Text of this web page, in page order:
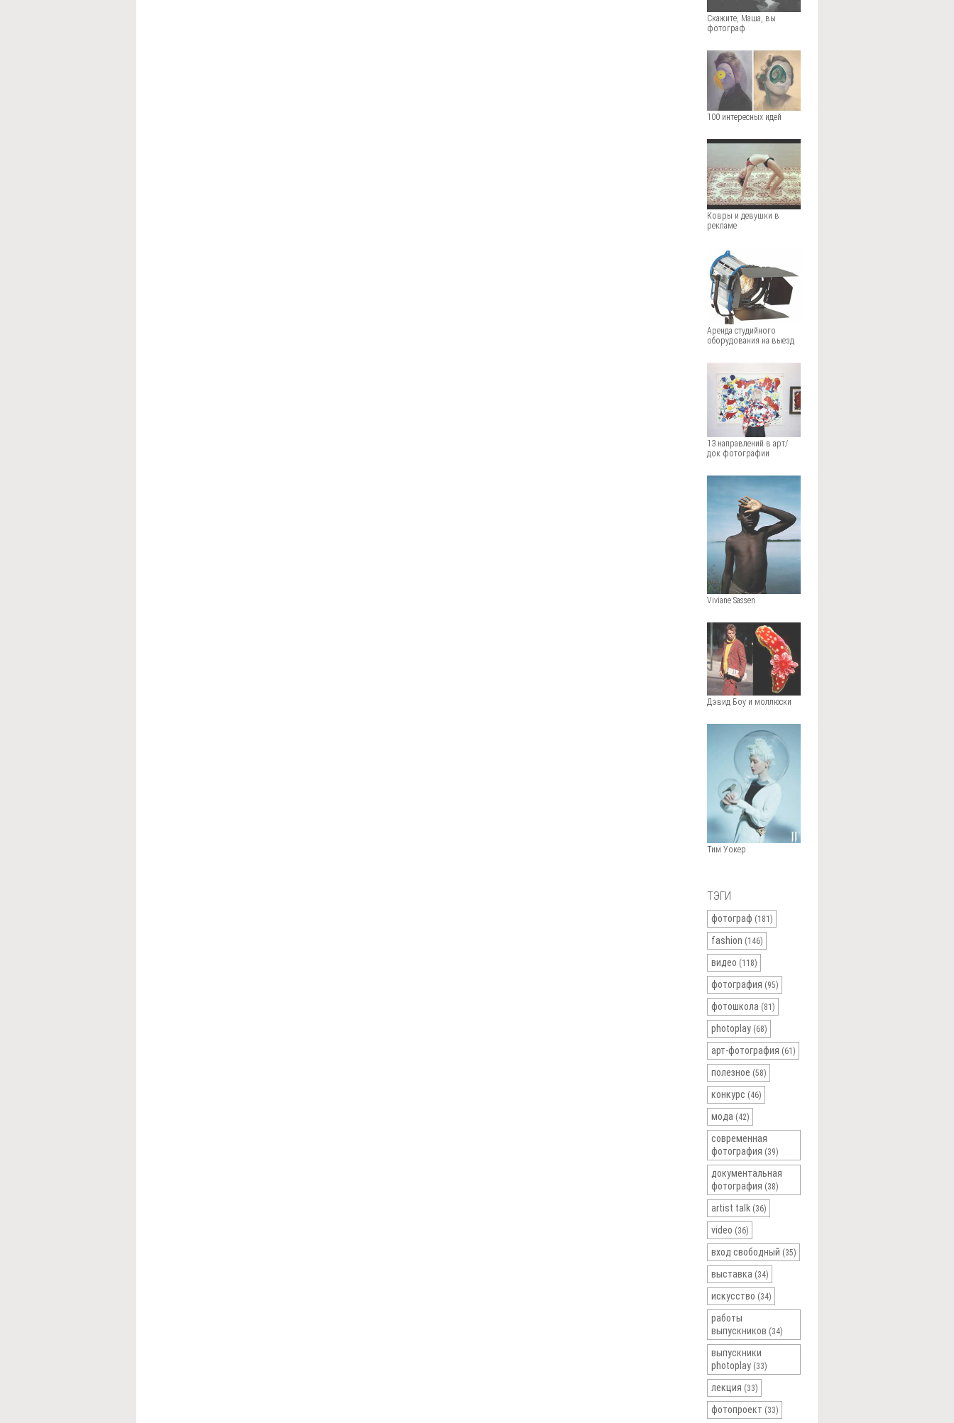
Скажите, Маша, вы
фотограф
100 интересных идей
Ковры и девушки в
рекламе
Аренда студийного
оборудования на выезд
13 направлений в арт/
док фотографии
Viviane Sassen
Дэвид Боу и моллюски
Тим Уокер
ТЭГИ
фотограф (181)
fashion (146)
видео (118)
фотография (95)
фотошкола (81)
photoplay (68)
арт-фотография (61)
полезное (58)
конкурс (46)
мода (42)
современная
фотография (39)
документальная
фотография (38)
artist talk (36)
video (36)
вход свободный (35)
выставка (34)
искусство (34)
работы
выпускников (34)
выпускники
photoplay (33)
лекция (33)
фотопроект (33)